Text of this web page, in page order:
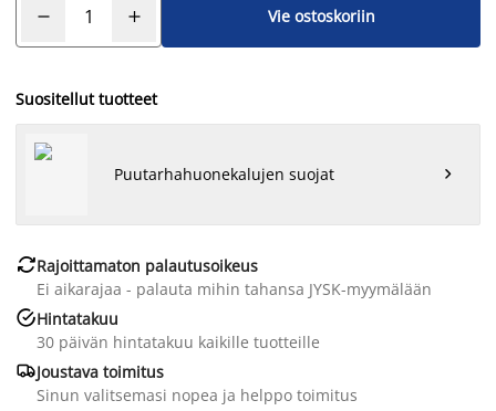
Vie ostoskoriin
Suositellut tuotteet
Puutarhahuonekalujen suojat 
Rajoittamaton palautusoikeus
Ei aikarajaa - palauta mihin tahansa JYSK-myymälään
Hintatakuu
30 päivän hintatakuu kaikille tuotteille
Joustava toimitus
Sinun valitsemasi nopea ja helppo toimitus